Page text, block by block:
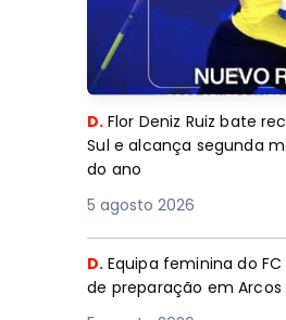
D. Flor Deniz Ruiz bate
Sul e alcança segunda
do ano
5 agosto 2026
D. Equipa feminina do
de preparação em Arcos